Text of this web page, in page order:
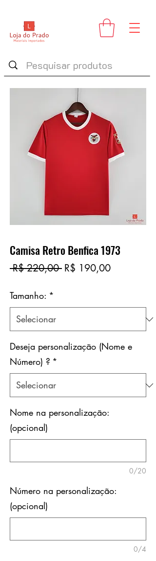
Camisa Retro Benfica 1973
R$ 220,00 Preço
R$ 190,00Preço
Tamanho: *
Deseja personalização (Nome e
Número) ? *
Nome na personalização:
(opcional)
0/20
Número na personalização:
(opcional)
0/4